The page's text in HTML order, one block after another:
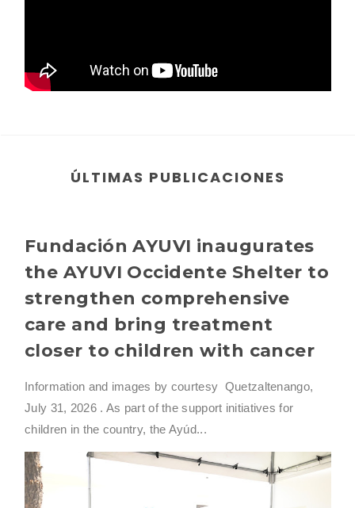
ÚLTIMAS PUBLICACIONES
Fundación AYUVI inaugurates
the AYUVI Occidente Shelter to
strengthen comprehensive
care and bring treatment
closer to children with cancer
Information and images by courtesy Quetzaltenango,
July 31, 2026 . As part of the support initiatives for
children in the country, the Ayúd...